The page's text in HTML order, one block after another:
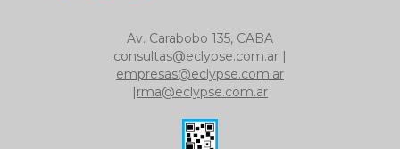
Av. Carabobo 135, CABA
consultas@eclypse.com.ar |
empresas@eclypse.com.ar
|rma@eclypse.com.ar